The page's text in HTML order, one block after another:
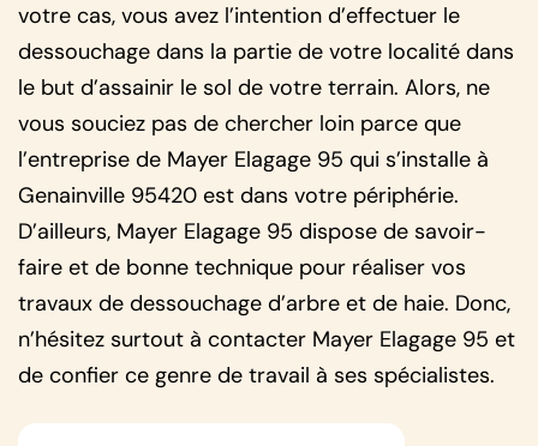
votre cas, vous avez l’intention d’effectuer le
dessouchage dans la partie de votre localité dans
le but d’assainir le sol de votre terrain. Alors, ne
vous souciez pas de chercher loin parce que
l’entreprise de Mayer Elagage 95 qui s’installe à
Genainville 95420 est dans votre périphérie.
D’ailleurs, Mayer Elagage 95 dispose de savoir-
faire et de bonne technique pour réaliser vos
travaux de dessouchage d’arbre et de haie. Donc,
n’hésitez surtout à contacter Mayer Elagage 95 et
de confier ce genre de travail à ses spécialistes.